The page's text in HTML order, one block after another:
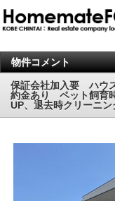
物件コメント
保証会社加入要 ハウ
約金あり ペット飼育
UP、退去時クリーニ